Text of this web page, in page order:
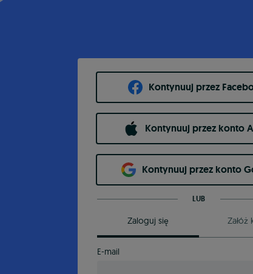
Kontynuuj przez
Kontynuuj przez konto
Kontynuuj przez konto
LUB
Zaloguj się Załóż
E-mail